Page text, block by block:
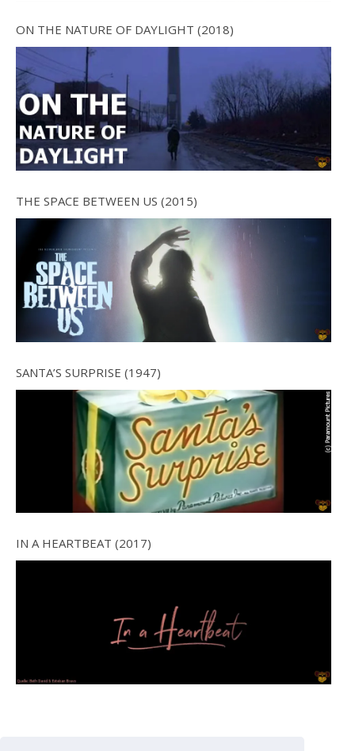
ON THE NATURE OF DAYLIGHT (2018)
THE SPACE BETWEEN US (2015)
SANTA’S SURPRISE (1947)
IN A HEARTBEAT (2017)